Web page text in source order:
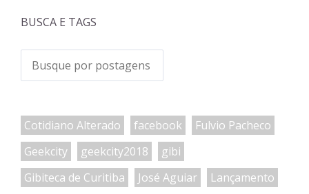
BUSCA E TAGS
Cotidiano Alterado facebook
Fulvio Pacheco
Geekcity
geekcity2018
gibi
Gibiteca de Curitiba
José Aguiar
Lançamento